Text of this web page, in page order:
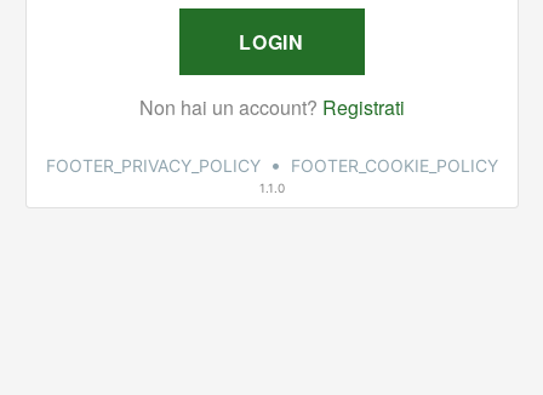
FOOTER_PRIVACY_POLICY • FOOTER_COOKIE_POLICY
1.1.0